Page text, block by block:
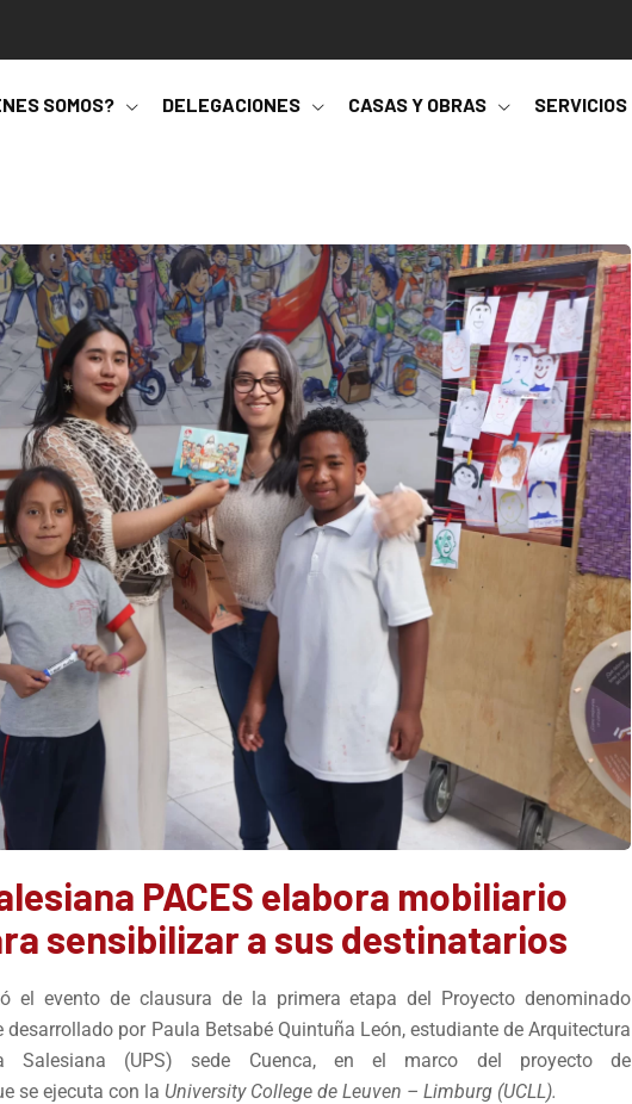
SOMOS? DELEGACIONES CASAS Y OBRAS SERVICIOS
PACES elabora mobiliario
sensibilizar a sus destinatarios
el evento de clausura de la primera etapa del Proyecto denominado
desarrollado por Paula Betsabé Quintuña León, estudiante de Arquitectura
Salesiana (UPS) sede Cuenca, en el marco del proyecto de
se ejecuta con la University College de Leuven – Limburg (UCLL).